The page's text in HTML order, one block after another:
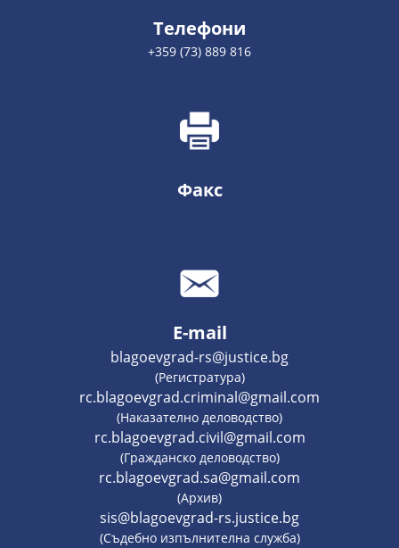
Телефони
+359 (73) 889 816
Факс
E-mail
blagoevgrad-rs@justice.bg
(Регистратура)
rc.blagoevgrad.criminal@gmail.com
(Наказателно деловодство)
rc.blagoevgrad.civil@gmail.com
(Гражданско деловодство)
rc.blagoevgrad.sa@gmail.com
(Архив)
sis@blagoevgrad-rs.justice.bg
(Съдебно изпълнителна служба)